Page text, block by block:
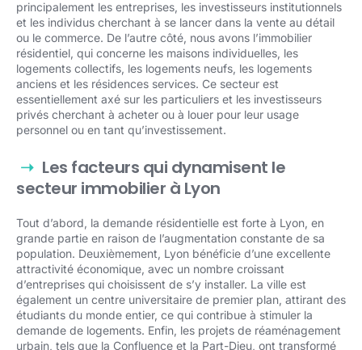
principalement les entreprises, les investisseurs institutionnels
et les individus cherchant à se lancer dans la vente au détail
ou le commerce. De l’autre côté, nous avons l’immobilier
résidentiel, qui concerne les maisons individuelles, les
logements collectifs, les logements neufs, les logements
anciens et les résidences services. Ce secteur est
essentiellement axé sur les particuliers et les investisseurs
privés cherchant à acheter ou à louer pour leur usage
personnel ou en tant qu’investissement.
Les facteurs qui dynamisent le
secteur immobilier à Lyon
Tout d’abord, la demande résidentielle est forte à Lyon, en
grande partie en raison de l’augmentation constante de sa
population. Deuxièmement, Lyon bénéficie d’une excellente
attractivité économique, avec un nombre croissant
d’entreprises qui choisissent de s’y installer. La ville est
également un centre universitaire de premier plan, attirant des
étudiants du monde entier, ce qui contribue à stimuler la
demande de logements. Enfin, les projets de réaménagement
urbain, tels que la Confluence et la Part-Dieu, ont transformé